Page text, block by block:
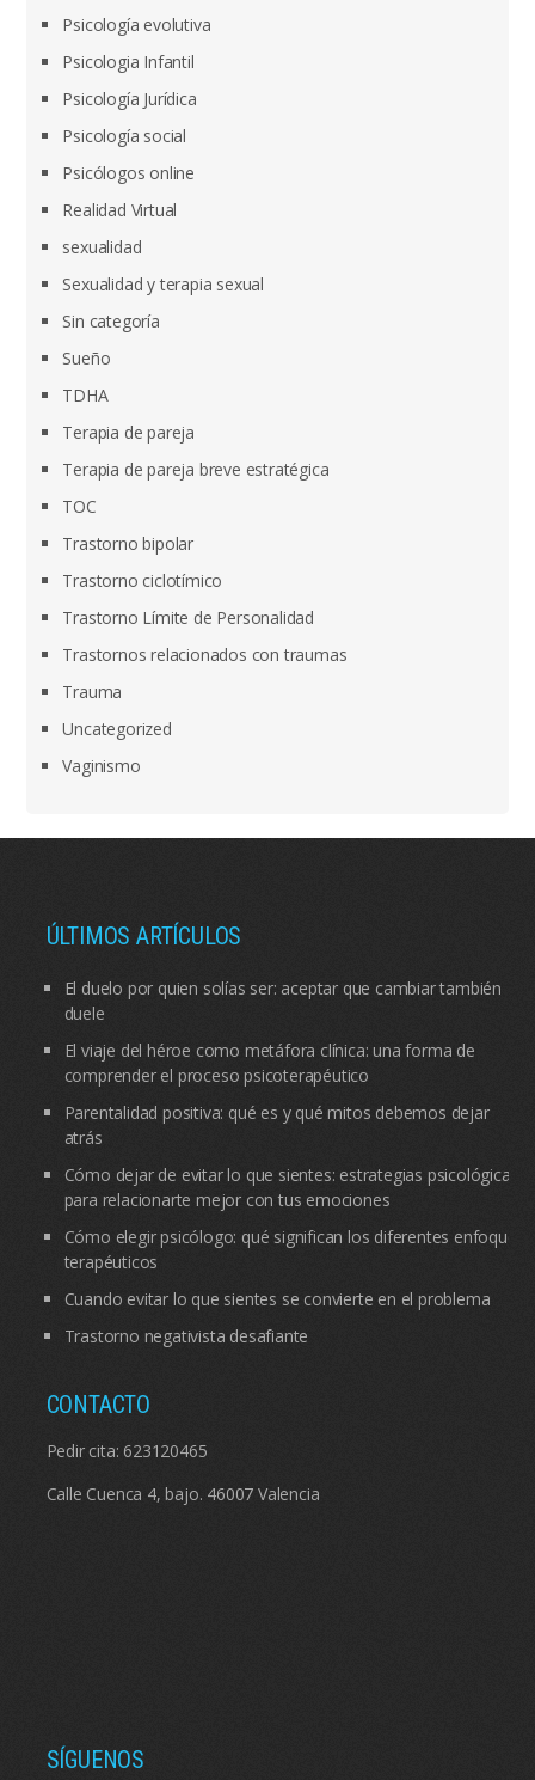
Psicología evolutiva
Psicologia Infantil
Psicología Jurídica
Psicología social
Psicólogos online
Realidad Virtual
sexualidad
Sexualidad y terapia sexual
Sin categoría
Sueño
TDHA
Terapia de pareja
Terapia de pareja breve estratégica
TOC
Trastorno bipolar
Trastorno ciclotímico
Trastorno Límite de Personalidad
Trastornos relacionados con traumas
Trauma
Uncategorized
Vaginismo
ÚLTIMOS ARTÍCULOS
El duelo por quien solías ser: aceptar que cambiar también
duele
El viaje del héroe como metáfora clínica: una forma de
comprender el proceso psicoterapéutico
Parentalidad positiva: qué es y qué mitos debemos dejar
atrás
Cómo dejar de evitar lo que sientes: estrategias psicológicas
para relacionarte mejor con tus emociones
Cómo elegir psicólogo: qué significan los diferentes enfoques
terapéuticos
Cuando evitar lo que sientes se convierte en el problema
Trastorno negativista desafiante
CONTACTO
Pedir cita: 623120465
Calle Cuenca 4, bajo. 46007 Valencia
SÍGUENOS